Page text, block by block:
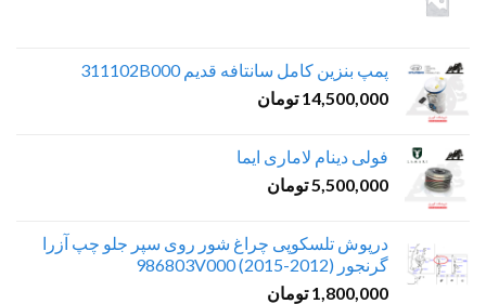
پمپ بنزین کامل سانتافه قدیم 311102B000
14,500,000 تومان
فولی دینام لاماری ایما
5,500,000تومان
درپوش تلسکوپی چراغ شور روی سپر جلو چپ آزرا
گرنجور (2012-2015) 986803V000
1,800,000 تومان